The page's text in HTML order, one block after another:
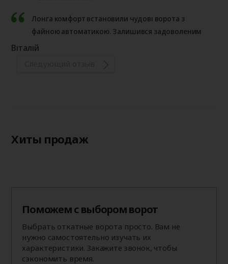
Лонга комфорт встановили чудові ворота з
файною автоматикою. Залишився задоволеним
Віталій
Хиты продаж
Поможем с выбором ворот
Выбрать откатные ворота просто. Вам не
нужно самостоятельно изучать их
характеристики. Закажите звонок, чтобы
сэкономить время.